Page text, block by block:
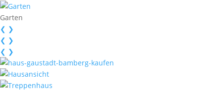
Garten
❮ ❯
❮ ❯
❮ ❯